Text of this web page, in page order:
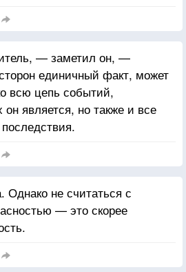
— заметил он, —
единичный факт, может
всю цепь событий,
он является, но также и все
Однако не считаться с
— это скорее